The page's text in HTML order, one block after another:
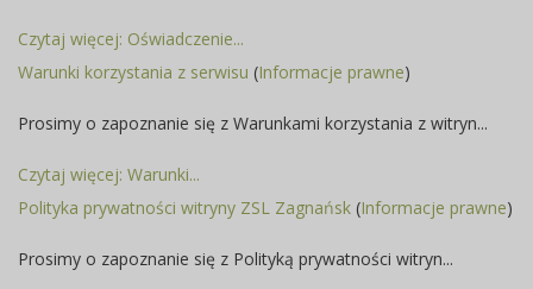
Czytaj więcej: Oświadczenie...
Warunki korzystania z serwisu (Informacje prawne)
Prosimy o zapoznanie się z Warunkami korzystania z witryn...
Czytaj więcej: Warunki...
Polityka prywatności witryny ZSL Zagnańsk (Informacje prawne)
Prosimy o zapoznanie się z Polityką prywatności witryn...